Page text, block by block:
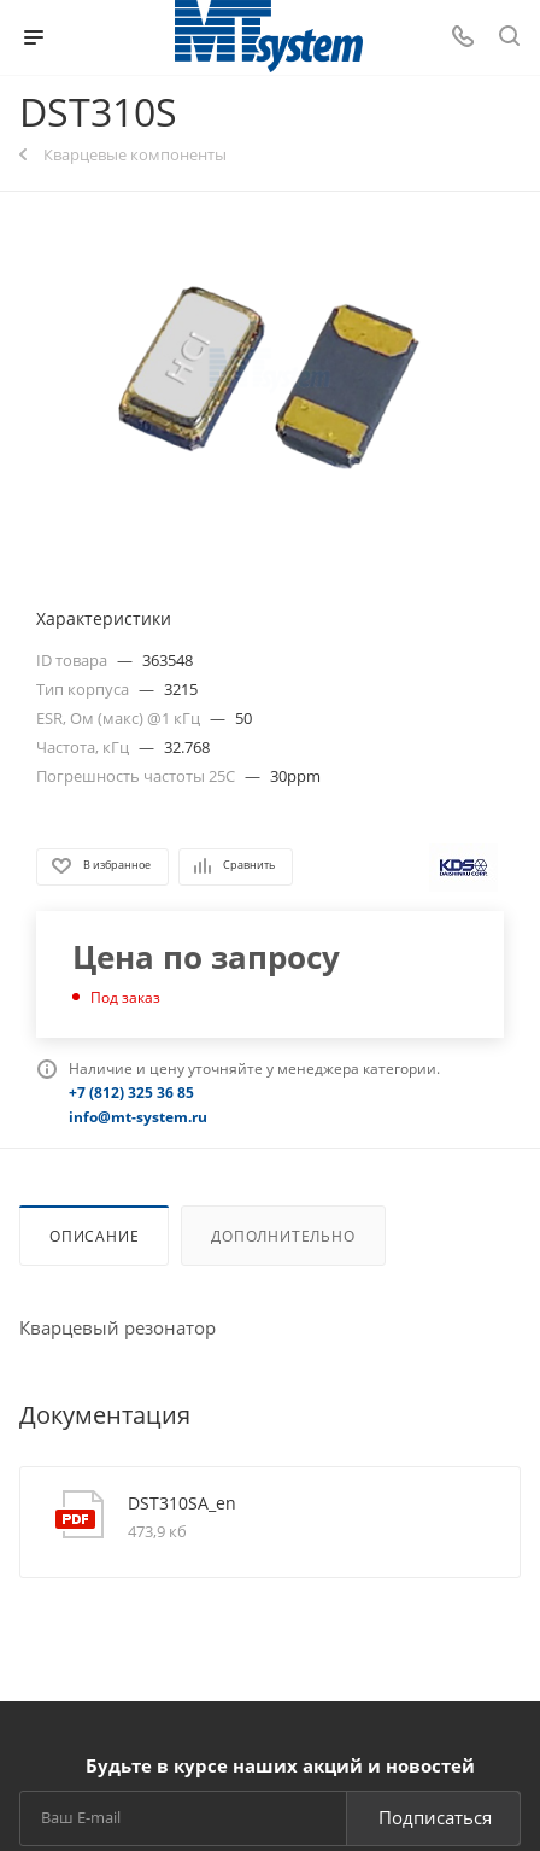
DST310S
Кварцевые компоненты
Характеристики
ID товара — 363548
Тип корпуса — 3215
ESR, Ом (макс) @1 кГц — 50
Частота, кГц — 32.768
Погрешность частоты 25С — 30ppm
В избранное Сравнить
Цена по запросу
Под заказ
Наличие и цену уточняйте у менеджера категории.
+7 (812) 325 36 85
info@mt-system.ru
ОПИСАНИЕ ДОПОЛНИТЕЛЬНО
Кварцевый резонатор
Документация
DST310SA_en
473,9 кб
Будьте в курсе наших акций и новостей
Подписаться